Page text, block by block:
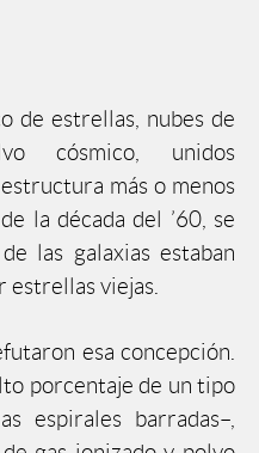
de estrellas, nubes de
cósmico, unidos
más o menos
la década del ’60, se
las galaxias estaban
estrellas viejas.
esa concepción.
porcentaje de un tipo
espirales barradas–,